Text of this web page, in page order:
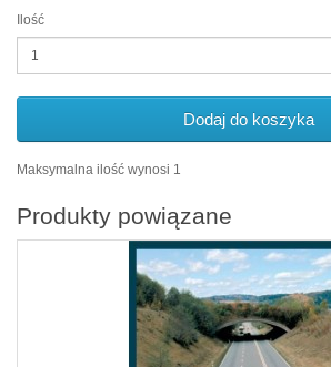
Ilość
Dodaj do koszyka
Maksymalna ilość wynosi 1
Produkty powiązane